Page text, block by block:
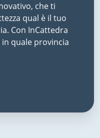
che ti
qual è il tuo
Con InCattedra
quale provincia